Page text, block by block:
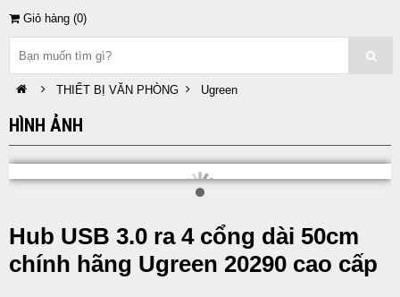
Giỏ hàng (0)
THIẾT BỊ VĂN PHÒNG Ugreen
HÌNH ẢNH
Hub USB 3.0 ra 4 cổng dài 50cm
chính hãng Ugreen 20290 cao cấp